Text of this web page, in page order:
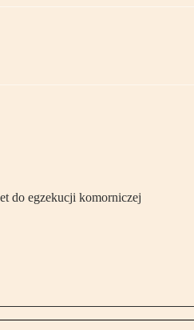
do egzekucji komorniczej